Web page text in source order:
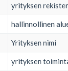
yrityksen
hallinnollinen
Yrityksen nimi
yrityksen